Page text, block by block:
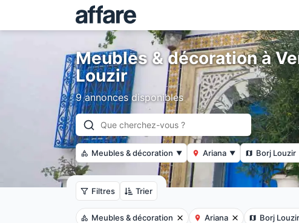
Meubles & décoration à
Louzir
9 annonces disponibles
Meubles & décoration ▼ Ariana ▼ Borj Louzir
Filtres Trier
Meubles & décoration Ariana Borj Louzir